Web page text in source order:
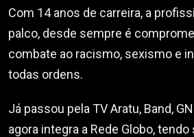
Com 14 anos de carreira, a
palco, desde sempre é
combate ao racismo, sexismo e
todas ordens.
Já passou pela TV Aratu, Band,
agora integra a Rede Globo,